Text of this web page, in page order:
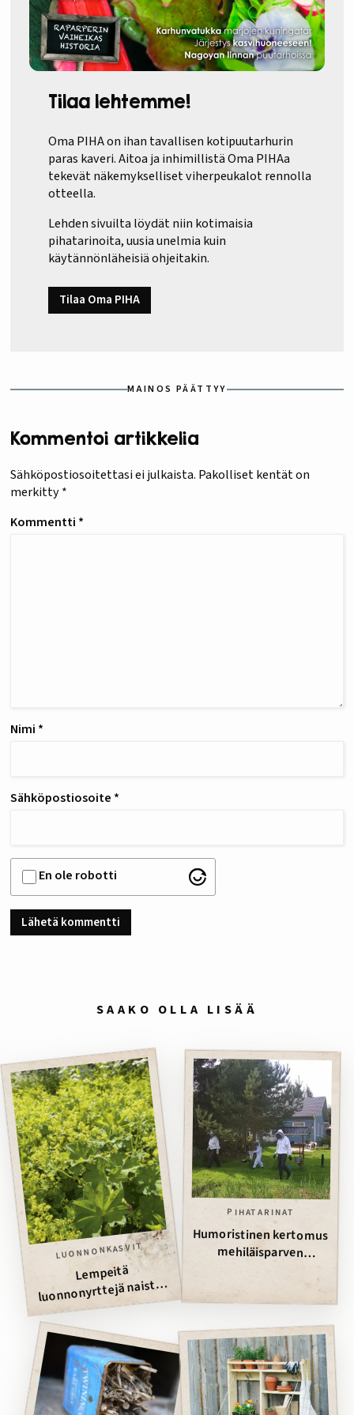
Tilaa lehtemme!
Oma PIHA on ihan tavallisen kotipuutarhurin
paras kaveri. Aitoa ja inhimillistä Oma PIHAa
tekevät näkemykselliset viherpeukalot rennolla
otteella.
Lehden sivuilta löydät niin kotimaisia
pihatarinoita, uusia unelmia kuin
käytännönläheisiä ohjeitakin.
Tilaa Oma PIHA
MAINOS PÄÄTTYY
Kommentoi artikkelia
Sähköpostiosoitettasi ei julkaista. Pakolliset kentät on
merkitty*
Kommentti *
Nimi *
Sähköpostiosoite *
En ole robotti
SAAKO OLLA LISÄÄ
LUONNONKASVIT
Lempeitä
luonnonyrttejä naisten
terveydeksi
PIHATARINAT
Humoristinen kertomus
mehiläisparven